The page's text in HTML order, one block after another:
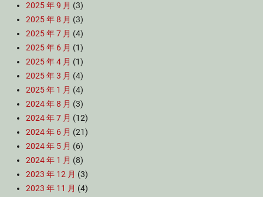
2025 年 9 月 (3)
2025 年 8 月 (3)
2025 年 7 月 (4)
2025 年 6 月 (1)
2025 年 4 月 (1)
2025 年 3 月 (4)
2025 年 1 月 (4)
2024 年 8 月 (3)
2024 年 7 月 (12)
2024 年 6 月 (21)
2024 年 5 月 (6)
2024 年 1 月 (8)
2023 年 12 月 (3)
2023 年 11 月 (4)